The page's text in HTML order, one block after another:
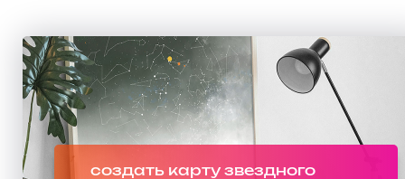
создать карту звездного